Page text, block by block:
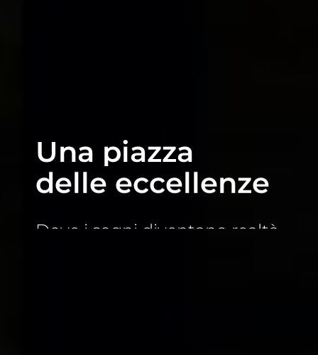
Una piazza
delle eccellenze
Dove i sogni diventano realtà